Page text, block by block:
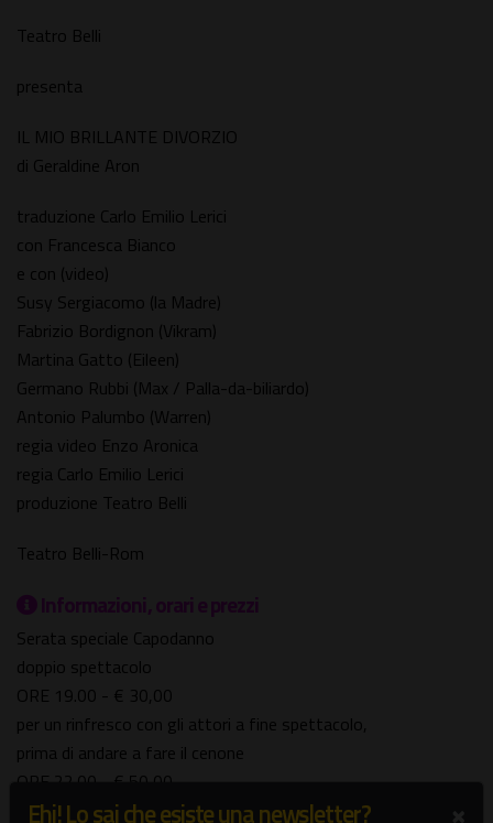
Teatro Belli
presenta
IL MIO BRILLANTE DIVORZIO
di Geraldine Aron
traduzione Carlo Emilio Lerici
con Francesca Bianco
e con (video)
Susy Sergiacomo (la Madre)
Fabrizio Bordignon (Vikram)
Martina Gatto (Eileen)
Germano Rubbi (Max / Palla-da-biliardo)
Antonio Palumbo (Warren)
regia video Enzo Aronica
regia Carlo Emilio Lerici
produzione Teatro Belli
Teatro Belli-Rom
Informazioni, orari e prezzi
Serata speciale Capodanno
doppio spettacolo
ORE 19.00 - € 30,00
per un rinfresco con gli attori a fine spettacolo,
prima di andare a fare il cenone
ORE 22.00 - € 50,00
per festeggiare insieme la mezzanotte
Ehi! Lo sai che esiste una newsletter?